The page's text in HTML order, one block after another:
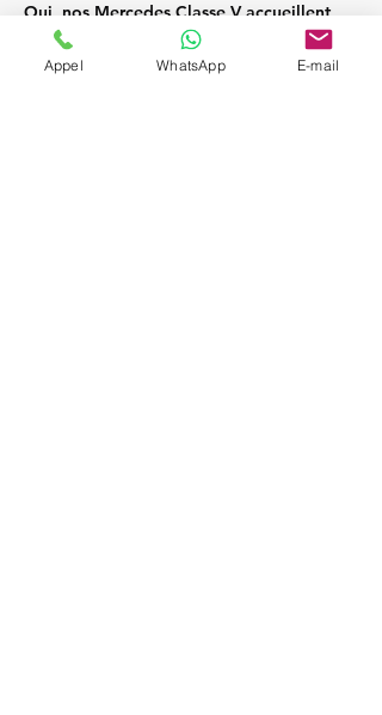
Oui, nos Mercedes Classe V accueillent
jusqu’à 7 passagers et leurs bagages.
Appel WhatsApp E-mail